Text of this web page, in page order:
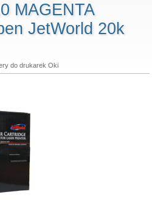
MAGENTA
JetWorld 20k
do drukarek Oki